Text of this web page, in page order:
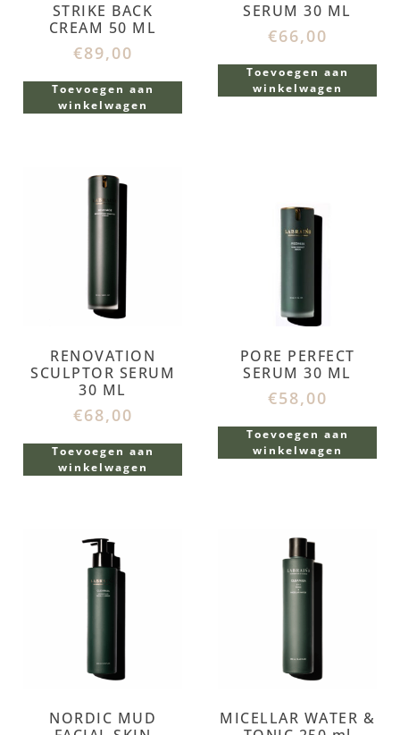
STRIKE BACK
CREAM 50 ML
€89,00
Toevoegen aan
winkelwagen
SERUM 30 ML
€66,00
Toevoegen aan
winkelwagen
RENOVATION
SCULPTOR SERUM
30 ML
€68,00
Toevoegen aan
winkelwagen
PORE PERFECT
SERUM 30 ML
€58,00
Toevoegen aan
winkelwagen
NORDIC MUD
MICELLAR WATER &